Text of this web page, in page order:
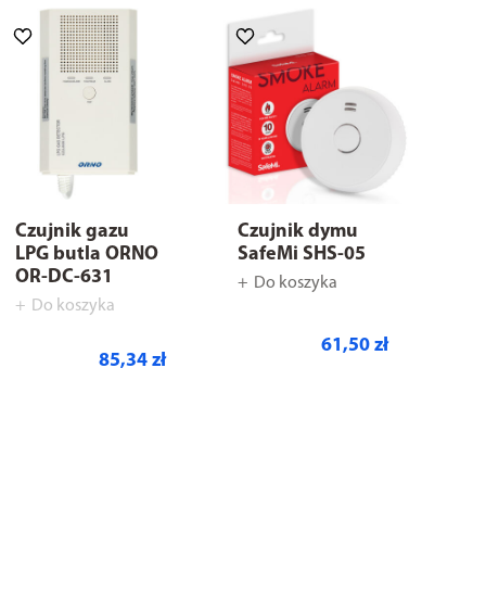
Czujnik gazu
LPG butla ORNO
OR-DC-631
Do koszyka
85,34 zł
Czujnik dymu
SafeMi SHS-05
Do koszyka
61,50 zł